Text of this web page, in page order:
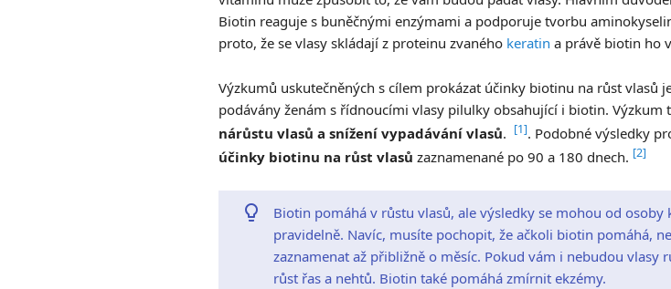
Biotin reaguje s buněčnými enzýmami a podporuje tvorbu
proto, že se vlasy skládají z proteinu zvaného keratin a právě biotin ho
Výzkumů uskutečněných s cílem prokázat účinky biotinu na růst
podávány ženám s řídnoucími vlasy pilulky obsahující i biotin. Výzkum
nárůstu vlasů a snížení vypadávání vlasů. [1]. Podobné výsledky
účinky biotinu na růst vlasů zaznamenané po 90 a 180 dnech. [2]
Biotin pomáhá v růstu vlasů, ale výsledky se mohou od
pravidelně. Navíc, musíte pochopit, že ačkoli biotin pomáhá,
zaznamenat až přibližně o měsíc. Pokud vám i nebudou vlasy
růst řas a nehtů. Biotin také pomáhá zmírnit ekzémy.